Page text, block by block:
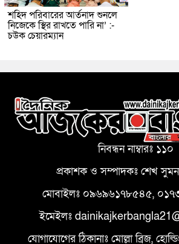
শহিদ পরিবারের আর্তনাদ শুনলে
নিজেকে স্থির রাখতে পারি না’ :-
চউক চেয়ারম্যান
নিবন্ধন নাম্বারঃ ১১০
প্রকাশক ও সম্পাদকঃ শেখ
মোবাইলঃ ০৯৬৯৬১৭৮৫৪৫,
ইমেইলঃ
যোগাযোগের ঠিকানাঃ মোল্লা ব্রিজ,